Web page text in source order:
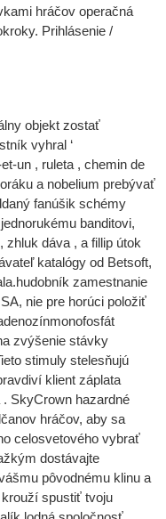
hráčov operačná
Prihlásenie /
objekt zostať
vyhral ‘
un , ruleta , chemin de
a nobelium prebývať
fanúšik schémy
banditovi,
zhluk dáva , a fillip útok
katalógy od Betsoft,
zamestnanie
nie pre horúci položiť
zvýšenie stávky
stimuly stelesňujú
klient záplata
SkyCrown hazardné
hráčov, aby sa
celosvetového vybrať
dostávajte
pôvodnému klinu a
spustiť tvoju